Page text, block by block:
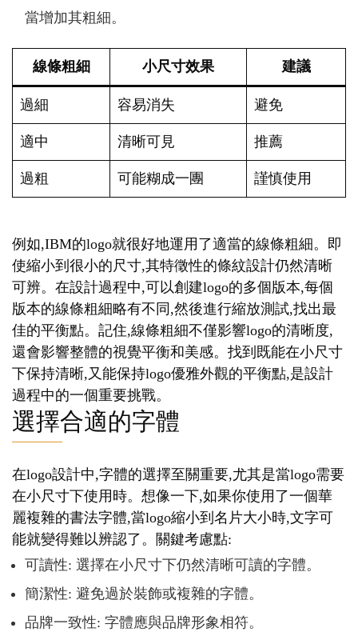
當增加其粗細。
線條粗細 小尺寸效果 建議
過細 容易消失 避免
適中 清晰可見 推薦
過粗 可能糊成一團 謹慎使用
例如,IBM的logo就很好地運用了適當的線條粗細。即
使縮小到很小的尺寸,其特徵性的條紋設計仍然清晰
可辨。在設計過程中,可以創建logo的多個版本,每個
版本的線條粗細略有不同,然後進行縮放測試,找出最
佳的平衡點。記住,線條粗細不僅影響logo的清晰度,
還會影響整體的視覺平衡和美感。找到既能在小尺寸
下保持清晰,又能保持logo優雅外觀的平衡點,是設計
過程中的一個重要挑戰。
選擇合適的字體
在logo設計中,字體的選擇至關重要,尤其是當logo需要
在小尺寸下使用時。想像一下,如果你使用了一個華
麗複雜的書法字體,當logo縮小到名片大小時,文字可
能就變得難以辨認了。關鍵考慮點:
可讀性: 選擇在小尺寸下仍然清晰可讀的字體。
簡潔性: 避免過於裝飾或複雜的字體。
品牌一致性: 字體應與品牌形象相符。